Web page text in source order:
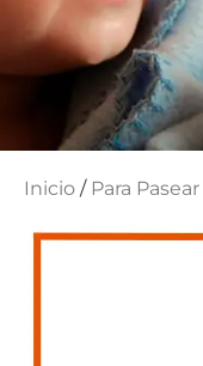
Inicio / Para Pasear